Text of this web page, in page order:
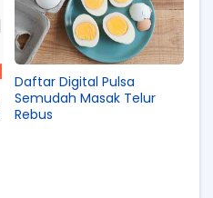
Daftar Digital Pulsa
Semudah Masak Telur
Rebus